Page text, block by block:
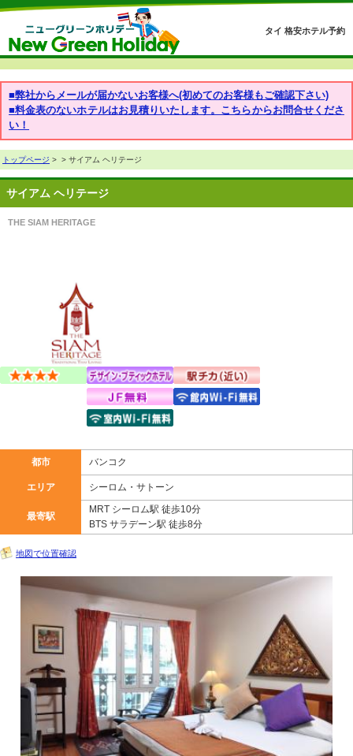
タイ 格安ホテル予約
■弊社からメールが届かないお客様へ(初めてのお客様もご確認下さい)
■料金表のないホテルはお見積りいたします。こちらからお問合せくださ
い！
トップページ > > サイアム ヘリテージ
サイアム ヘリテージ
THE SIAM HERITAGE
都市 バンコク
エリア シーロム・サトーン
最寄駅
MRT シーロム駅 徒歩10分
BTS サラデーン駅 徒歩8分
地図で位置確認